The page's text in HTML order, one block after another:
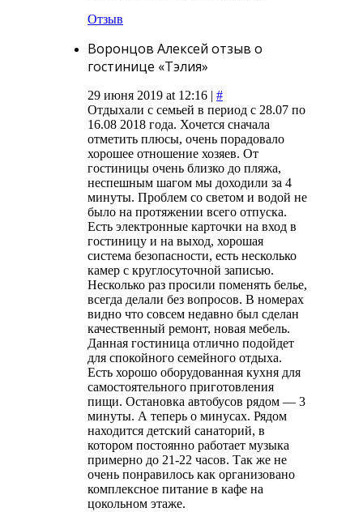
Отзыв
Воронцов Алексей отзыв о
гостинице «Тэлия»
29 июня 2019 at 12:16 | #
Отдыхали с семьей в период с 28.07 по
16.08 2018 года. Хочется сначала
отметить плюсы, очень порадовало
хорошее отношение хозяев. От
гостиницы очень близко до пляжа,
неспешным шагом мы доходили за 4
минуты. Проблем со светом и водой не
было на протяжении всего отпуска.
Есть электронные карточки на вход в
гостиницу и на выход, хорошая
система безопасности, есть несколько
камер с круглосуточной записью.
Несколько раз просили поменять белье,
всегда делали без вопросов. В номерах
видно что совсем недавно был сделан
качественный ремонт, новая мебель.
Данная гостиница отлично подойдет
для спокойного семейного отдыха.
Есть хорошо оборудованная кухня для
самостоятельного приготовления
пищи. Остановка автобусов рядом — 3
минуты. А теперь о минусах. Рядом
находится детский санаторий, в
котором постоянно работает музыка
примерно до 21-22 часов. Так же не
очень понравилось как организовано
комплексное питание в кафе на
цокольном этаже.